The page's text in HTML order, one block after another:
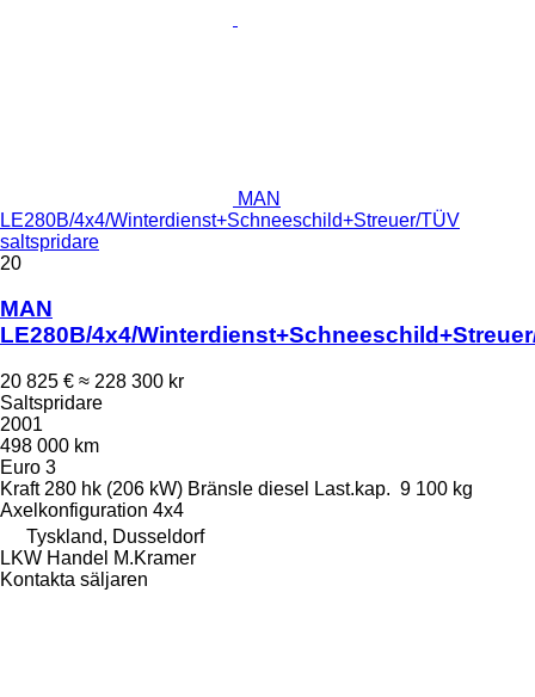
MAN
LE280B/4x4/Winterdienst+Schneeschild+Streuer/TÜV
saltspridare
20
MAN
LE280B/4x4/
20 825 € ≈ 228 300 kr
Saltspridare
2001
498 000 km
Euro 3
Kraft 280 hk (206 kW) Bränsle diesel Last.kap. 9 100 kg
Axelkonfiguration 4x4
Tyskland, Dusseldorf
LKW Handel M.Kramer
Kontakta säljaren